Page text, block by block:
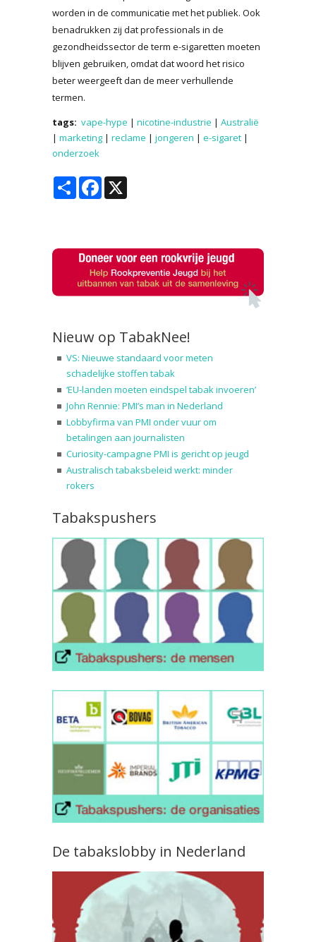
worden in de communicatie met het publiek. Ook
benadrukken zij dat professionals in de
gezondheidssector de term e-sigaretten moeten
blijven gebruiken, omdat dat woord het risico
beter weergeeft dan de meer verhullende
termen.
tags: vape-hype | nicotine-industrie | Australië
| marketing | reclame | jongeren | e-sigaret |
onderzoek
Share Facebook
Nieuw op TabakNee!
VS: Nieuwe standaard voor meten
schadelijke stoffen tabak
‘EU-landen moeten eindspel tabak invoeren’
John Rennie: PMI’s man in Nederland
Lobbyfirma van PMI onder vuur om
betalingen aan journalisten
Curiosity-campagne PMI is gericht op jeugd
Australisch tabaksbeleid werkt: minder
rokers
Tabakspushers
De tabakslobby in Nederland